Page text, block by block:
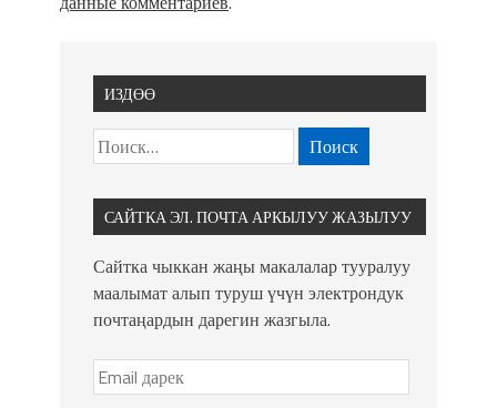
ИЗДӨӨ
САЙТКА ЭЛ. ПОЧТА АРКЫЛУУ ЖАЗЫЛУУ
Сайтка чыккан жаңы макалалар тууралуу
маалымат алып туруш үчүн электрондук
почтаңардын дарегин жазгыла.